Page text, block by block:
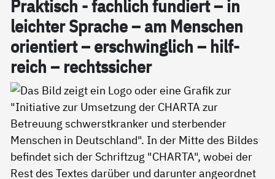
Prak­tisch - fach­lich fun­diert – in
leich­ter Spra­che – am Men­schen
ori­en­tiert – er­schwing­lich – hil­f­
reich – rechts­si­cher